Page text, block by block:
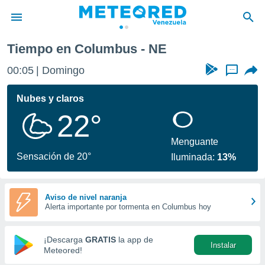
de
ha
calidad.
a este
las
y
forma
digital
basada
Tiempo en Columbus - NE
00:05 Domingo ...
Nubes y claros
22°
Sensación de 20°
Menguante
Iluminada: 13%
Aviso de nivel naranja
Alerta importante por tormenta en Columbus hoy
¡Descarga GRATIS la app de
Meteored!
Instalar